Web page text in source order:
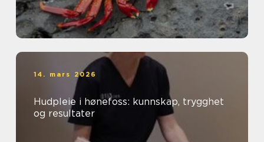
14. mars 2026
Hudpleie i hønefoss: kunnskap, trygghet
og resultater